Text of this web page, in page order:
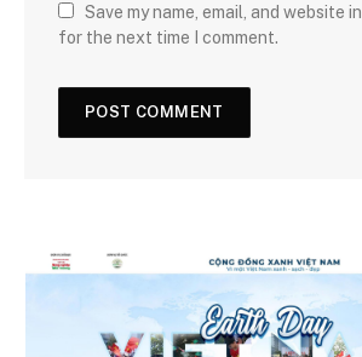
Save my name, email, and website
for the next time I comment.